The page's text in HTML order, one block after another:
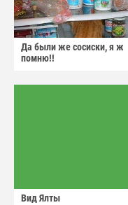
Да были же сосиски, я ж
помню!!
Вид Ялты